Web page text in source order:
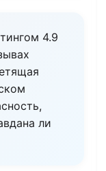
4.9
ли